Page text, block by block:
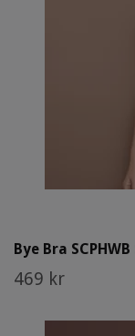
Bye Bra
469 kr